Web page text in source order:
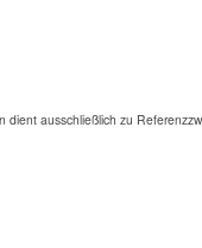
ausschließlich zu